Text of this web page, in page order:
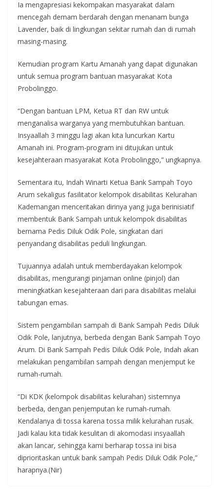
Ia mengapresiasi kekompakan masyarakat dalam
mencegah demam berdarah dengan menanam bunga
Lavender, baik di lingkungan sekitar rumah dan di rumah
masing-masing.
Kemudian program Kartu Amanah yang dapat digunakan
untuk semua program bantuan masyarakat Kota
Probolinggo.
“Dengan bantuan LPM, Ketua RT dan RW untuk
menganalisa warganya yang membutuhkan bantuan.
Insyaallah 3 minggu lagi akan kita luncurkan Kartu
Amanah ini. Program-program ini ditujukan untuk
kesejahteraan masyarakat Kota Probolinggo,” ungkapnya.
Sementara itu, Indah Winarti Ketua Bank Sampah Toyo
Arum sekaligus fasilitator kelompok disabilitas Kelurahan
Kademangan menceritakan dirinya yang juga berinisiatif
membentuk Bank Sampah untuk kelompok disabilitas
bernama Pedis Diluk Odik Pole, singkatan dari
penyandang disabilitas peduli lingkungan.
Tujuannya adalah untuk memberdayakan kelompok
disabilitas, mengurangi pinjaman online (pinjol) dan
meningkatkan kesejahteraan dari para disabilitas melalui
tabungan emas.
Sistem pengambilan sampah di Bank Sampah Pedis Diluk
Odik Pole, lanjutnya, berbeda dengan Bank Sampah Toyo
Arum. Di Bank Sampah Pedis Diluk Odik Pole, Indah akan
melakukan pengambilan sampah dengan menjemput ke
rumah-rumah.
“Di KDK (kelompok disabilitas kelurahan) sistemnya
berbeda, dengan penjemputan ke rumah-rumah.
Kendalanya di tossa karena tossa milik kelurahan rusak.
Jadi kalau kita tidak kesulitan di akomodasi insyaallah
akan lancar, sehingga kami berharap tossa ini bisa
diprioritaskan untuk bank sampah Pedis Diluk Odik Pole,”
harapnya.(Nir)